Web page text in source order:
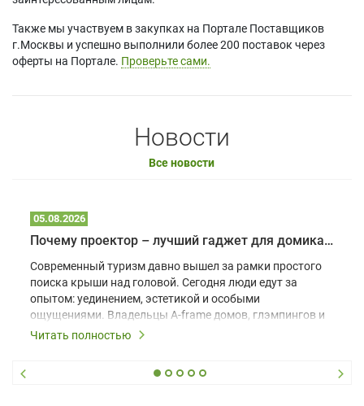
Также мы участвуем в закупках на Портале Поставщиков
г.Москвы и успешно выполнили более 200 поставок через
оферты на Портале. Проверьте сами.
Новости
Все новости
05.08.2026
Почему проектор – лучший гаджет для домика в глэмпинге
Современный туризм давно вышел за рамки простого
поиска крыши над головой. Сегодня люди едут за
опытом: уединением, эстетикой и особыми
ощущениями. Владельцы A-frame домов, глэмпингов и
шале понимают, что конкуренция растет, и
вернуться и поделиться впечатлениями в соцсетях,
Читать полностью